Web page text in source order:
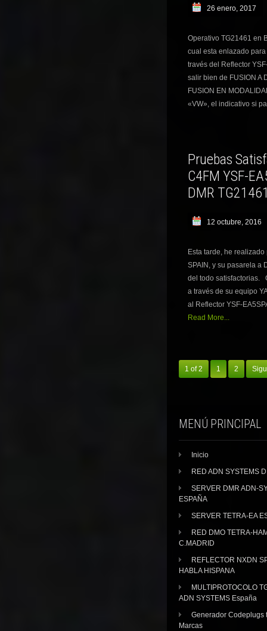
26 enero, 2017
Operativo TG21461 en
cual esta enlazado
través del Reflector
salir bien de FUSION A
FUSION EN
«VW», el indicativo si
Pruebas
C4FM YSF-
DMR
12 octubre, 2016
Esta tarde, he
SPAIN, y su pasarela a
del todo satisfactorias.
a través de su equipo
al Reflector YSF-
Read More...
1 of 2 1 2
MENÚ PRINCIPAL
Inicio
RED ADN SYSTEMS
SERVER DMR ADN-
ESPAÑA
SERVER TETRA-EA
RED DMO TETRA-
C.MADRID
REFLECTOR NXDN
HABLA HISPANA
MULTIPROTOCOLO
ADN SYSTEMS España
Generador Codeplugs
Marcas